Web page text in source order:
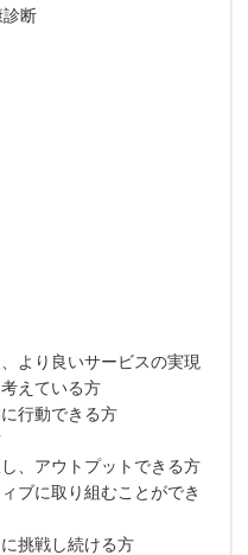
診断
より良いサービスの実現
えている方
行動できる方
、アウトプットできる方
ブに取り組むことができ
挑戦し続ける方